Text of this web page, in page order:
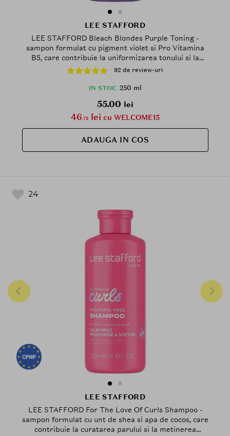
LEE STAFFORD
LEE STAFFORD Bleach Blondes Purple Toning -
sampon formulat cu pigment violet si Pro Vitamina
B5, care contribuie la uniformizarea tonului si la
neutralizarea nuantelor de galben - 250 ml
92 de review-uri
IN STOC 250 ml
55.00 lei
46.75lei cu WELCOME15
ADAUGA IN COS
24
LEE STAFFORD
LEE STAFFORD For The Love Of Curls Shampoo -
sampon formulat cu unt de shea si apa de cocos, care
contribuie la curatarea parului si la metinerea